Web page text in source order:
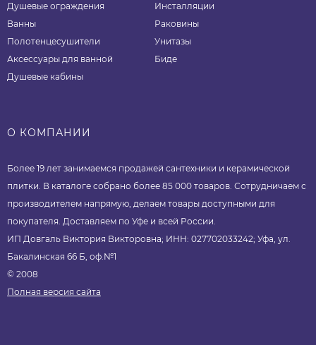
Душевые ограждения
Ванны
Полотенцесушители
Аксессуары для ванной
Душевые кабины
Инсталляции
Раковины
Унитазы
Биде
О КОМПАНИИ
Более 19 лет занимаемся продажей сантехники и керамической
плитки. В каталоге собрано более 85 000 товаров. Сотрудничаем с
производителем напрямую, делаем товары доступными для
покупателя. Доставляем по Уфе и всей России.
ИП Довгаль Виктория Викторовна; ИНН: 027702033242; Уфа, ул.
Бакалинская 66 Б, оф.№1
© 2008
Полная версия сайта